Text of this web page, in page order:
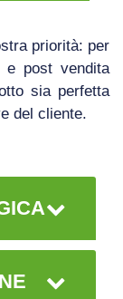
priorità: per
e post vendita
sia perfetta
del cliente.